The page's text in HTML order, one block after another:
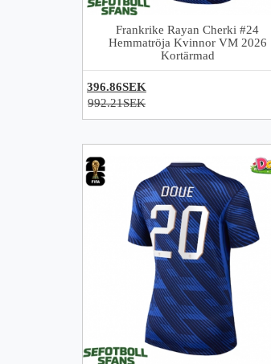
Frankrike Rayan Cherki #24
Hemmatröja Kvinnor VM 2026
Kortärmad
396.86SEK
992.21SEK